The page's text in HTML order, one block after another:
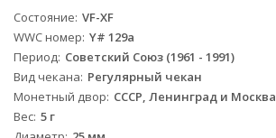
Состояние VF-XF
WWC номер Y# 129a
Период Советский Союз (1961 - 1991)
Вид чекана Регулярный чекан
Монетный двор СССР, Ленинград и Москва
Вес 5 г